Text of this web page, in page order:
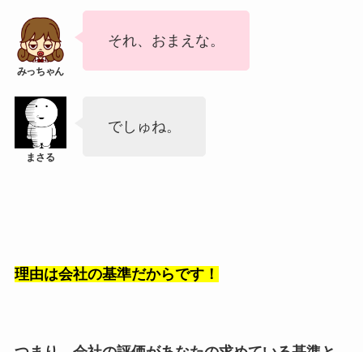
それ、おまえな。
でしゅね。
理由は会社の基準だからです！